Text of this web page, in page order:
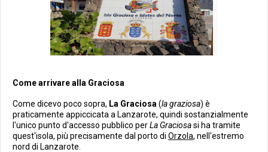
Come arrivare alla Graciosa
Come dicevo poco sopra, La Graciosa (la graziosa) è
praticamente appiccicata a Lanzarote, quindi sostanzialmente
l'unico punto d'accesso pubblico perLa Graciosasi ha tramite
quest'isola, più precisamente dal porto di Orzola, nell'estremo
nord di Lanzarote.